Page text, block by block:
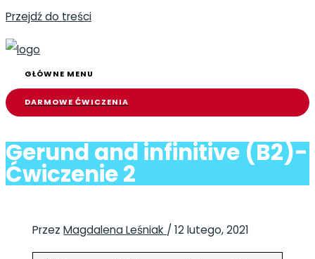
Przejdź do treści
GŁÓWNE MENU
DARMOWE ĆWICZENIA
Gerund and infinitive (B2)-
Ćwiczenie 2
PrzezMagdalena Leśniak /12 lutego, 2021